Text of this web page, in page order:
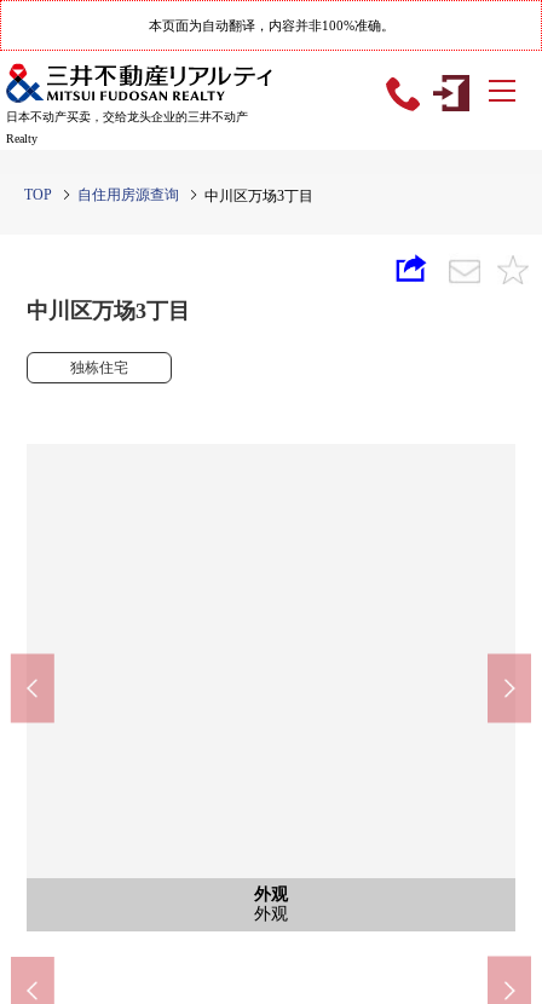
本页面为自动翻译，内容并非100%准确。
日本不动产买卖，交给龙头企业的三井不动产
Realty
TOP 自住用房源查询 中川区万场3丁目
中川区万场3丁目
独栋住宅
外观
外观
外观
外观
含有前面道路的外观
含有前面道路的外观
含有前面道路的外观
外观
外观
外观
外观
外观
外观
外观
万场小学(约700m)
hatori中学(约2280m)
Feel微笑Plaza(约1300m)
TSURUHA药品中川富田商店(约1140m)